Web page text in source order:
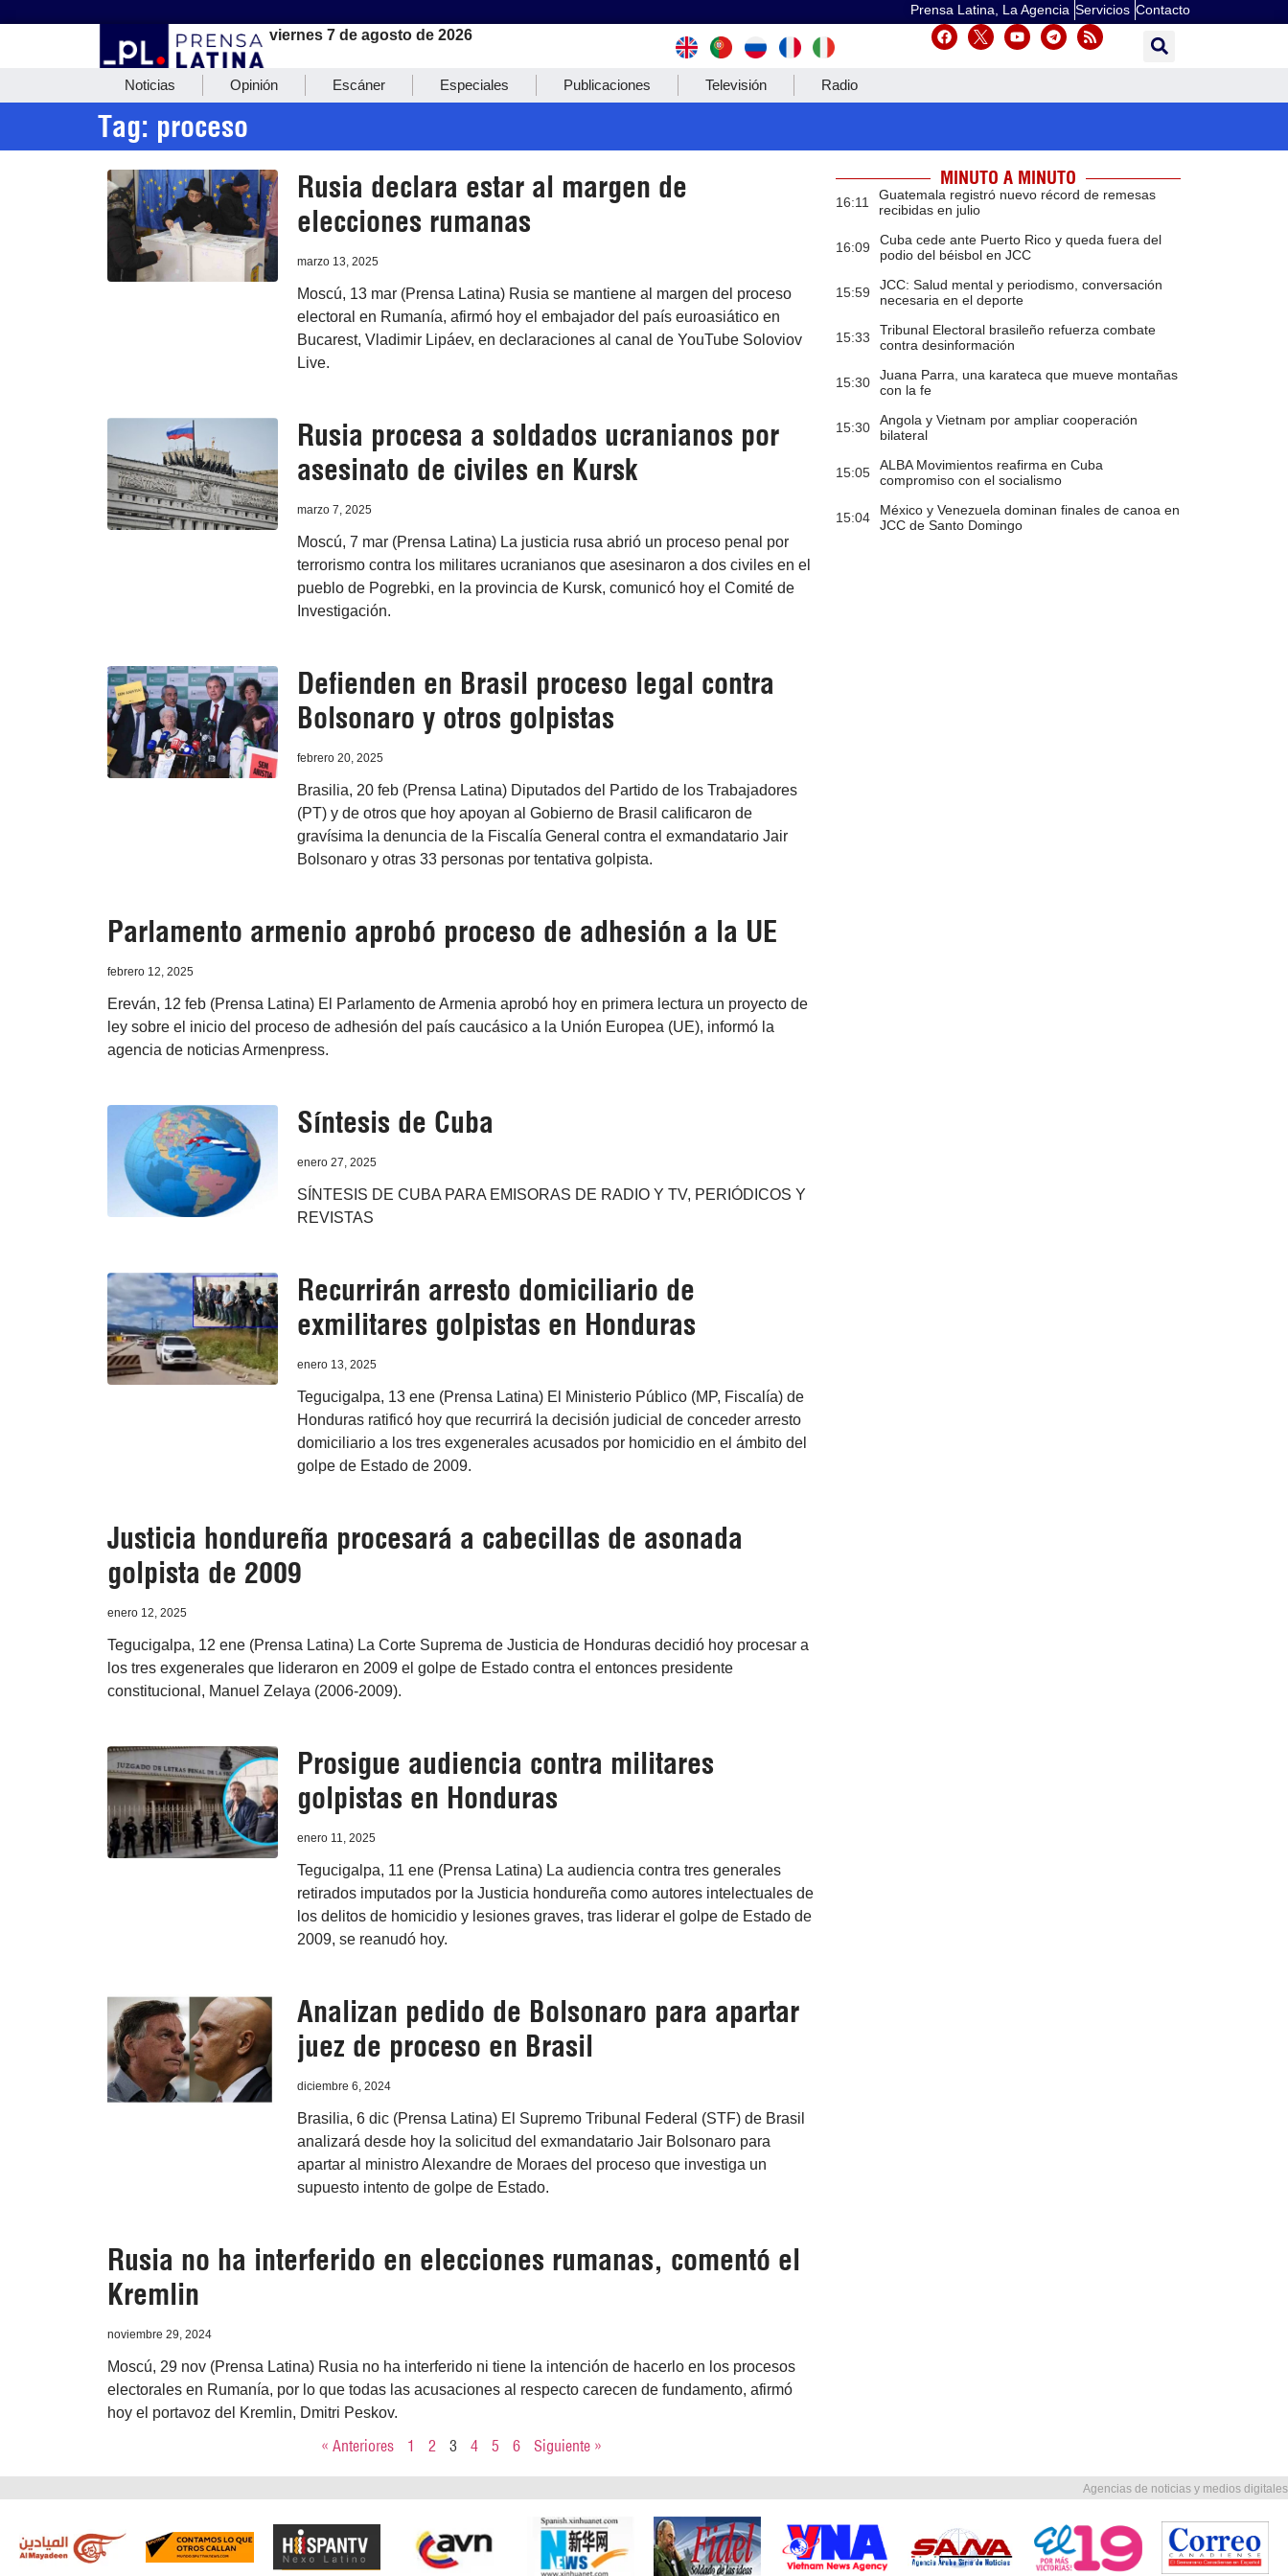
Prensa Latina, La Agencia Servicios Contacto
viernes 7 de agosto de 2026
Noticias Opinión Escáner Especiales Publicaciones Televisión Radio
Tag: proceso
Rusia declara estar al margen de
elecciones rumanas
marzo 13, 2025
Moscú, 13 mar (Prensa Latina) Rusia se mantiene al margen del proceso
electoral en Rumanía, afirmó hoy el embajador del país euroasiático en
Bucarest, Vladimir Lipáev, en declaraciones al canal de YouTube Soloviov
Live.
Rusia procesa a soldados ucranianos por
asesinato de civiles en Kursk
marzo 7, 2025
Moscú, 7 mar (Prensa Latina) La justicia rusa abrió un proceso penal por
terrorismo contra los militares ucranianos que asesinaron a dos civiles en el
pueblo de Pogrebki, en la provincia de Kursk, comunicó hoy el Comité de
Investigación.
Defienden en Brasil proceso legal contra
Bolsonaro y otros golpistas
febrero 20, 2025
Brasilia, 20 feb (Prensa Latina) Diputados del Partido de los Trabajadores
(PT) y de otros que hoy apoyan al Gobierno de Brasil calificaron de
gravísima la denuncia de la Fiscalía General contra el exmandatario Jair
Bolsonaro y otras 33 personas por tentativa golpista.
Parlamento armenio aprobó proceso de adhesión a la UE
febrero 12, 2025
Ereván, 12 feb (Prensa Latina) El Parlamento de Armenia aprobó hoy en primera lectura un proyecto de
ley sobre el inicio del proceso de adhesión del país caucásico a la Unión Europea (UE), informó la
agencia de noticias Armenpress.
Síntesis de Cuba
enero 27, 2025
SÍNTESIS DE CUBA PARA EMISORAS DE RADIO Y TV, PERIÓDICOS Y
REVISTAS
Recurrirán arresto domiciliario de
exmilitares golpistas en Honduras
enero 13, 2025
Tegucigalpa, 13 ene (Prensa Latina) El Ministerio Público (MP, Fiscalía) de
Honduras ratificó hoy que recurrirá la decisión judicial de conceder arresto
domiciliario a los tres exgenerales acusados por homicidio en el ámbito del
golpe de Estado de 2009.
Justicia hondureña procesará a cabecillas de asonada
golpista de 2009
enero 12, 2025
Tegucigalpa, 12 ene (Prensa Latina) La Corte Suprema de Justicia de Honduras decidió hoy procesar a
los tres exgenerales que lideraron en 2009 el golpe de Estado contra el entonces presidente
constitucional, Manuel Zelaya (2006-2009).
Prosigue audiencia contra militares
golpistas en Honduras
enero 11, 2025
Tegucigalpa, 11 ene (Prensa Latina) La audiencia contra tres generales
retirados imputados por la Justicia hondureña como autores intelectuales de
los delitos de homicidio y lesiones graves, tras liderar el golpe de Estado de
2009, se reanudó hoy.
Analizan pedido de Bolsonaro para apartar
juez de proceso en Brasil
diciembre 6, 2024
Brasilia, 6 dic (Prensa Latina) El Supremo Tribunal Federal (STF) de Brasil
analizará desde hoy la solicitud del exmandatario Jair Bolsonaro para
apartar al ministro Alexandre de Moraes del proceso que investiga un
supuesto intento de golpe de Estado.
Rusia no ha interferido en elecciones rumanas, comentó el
Kremlin
noviembre 29, 2024
Moscú, 29 nov (Prensa Latina) Rusia no ha interferido ni tiene la intención de hacerlo en los procesos
electorales en Rumanía, por lo que todas las acusaciones al respecto carecen de fundamento, afirmó
hoy el portavoz del Kremlin, Dmitri Peskov.
« Anteriores 1 2 3 4 5 6 Siguiente »
MINUTO A MINUTO
16:11
Guatemala registró nuevo récord de remesas
recibidas en julio
16:09
Cuba cede ante Puerto Rico y queda fuera del
podio del béisbol en JCC
15:59
JCC: Salud mental y periodismo, conversación
necesaria en el deporte
15:33
Tribunal Electoral brasileño refuerza combate
contra desinformación
15:30
Juana Parra, una karateca que mueve montañas
con la fe
15:30
Angola y Vietnam por ampliar cooperación
bilateral
15:05
ALBA Movimientos reafirma en Cuba
compromiso con el socialismo
15:04
México y Venezuela dominan finales de canoa en
JCC de Santo Domingo
Agencias de noticias y medios digitales